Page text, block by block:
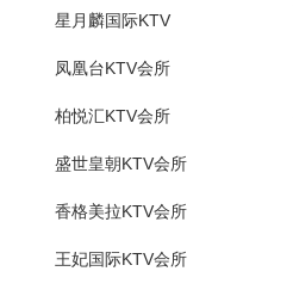
星月麟国际KTV
凤凰台KTV会所
柏悦汇KTV会所
盛世皇朝KTV会所
香格美拉KTV会所
王妃国际KTV会所